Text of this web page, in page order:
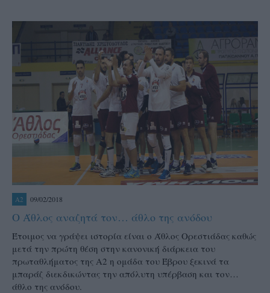
A2 09/02/2018
Ο Άθλος αναζητά τον… άθλο της ανόδου
Έτοιμος να γράψει ιστορία είναι ο Άθλος Ορεστιάδας καθώς
μετά την πρώτη θέση στην κανονική διάρκεια του
πρωταθλήματος της Α2 η ομάδα του Έβρου ξεκινά τα
μπαράζ διεκδικώντας την απόλυτη υπέρβαση και τον…
άθλο της ανόδου.